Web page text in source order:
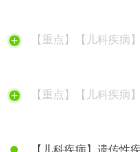
【重点】【儿科疾病
【重点】【儿科疾病
【儿科疾病】遗传性